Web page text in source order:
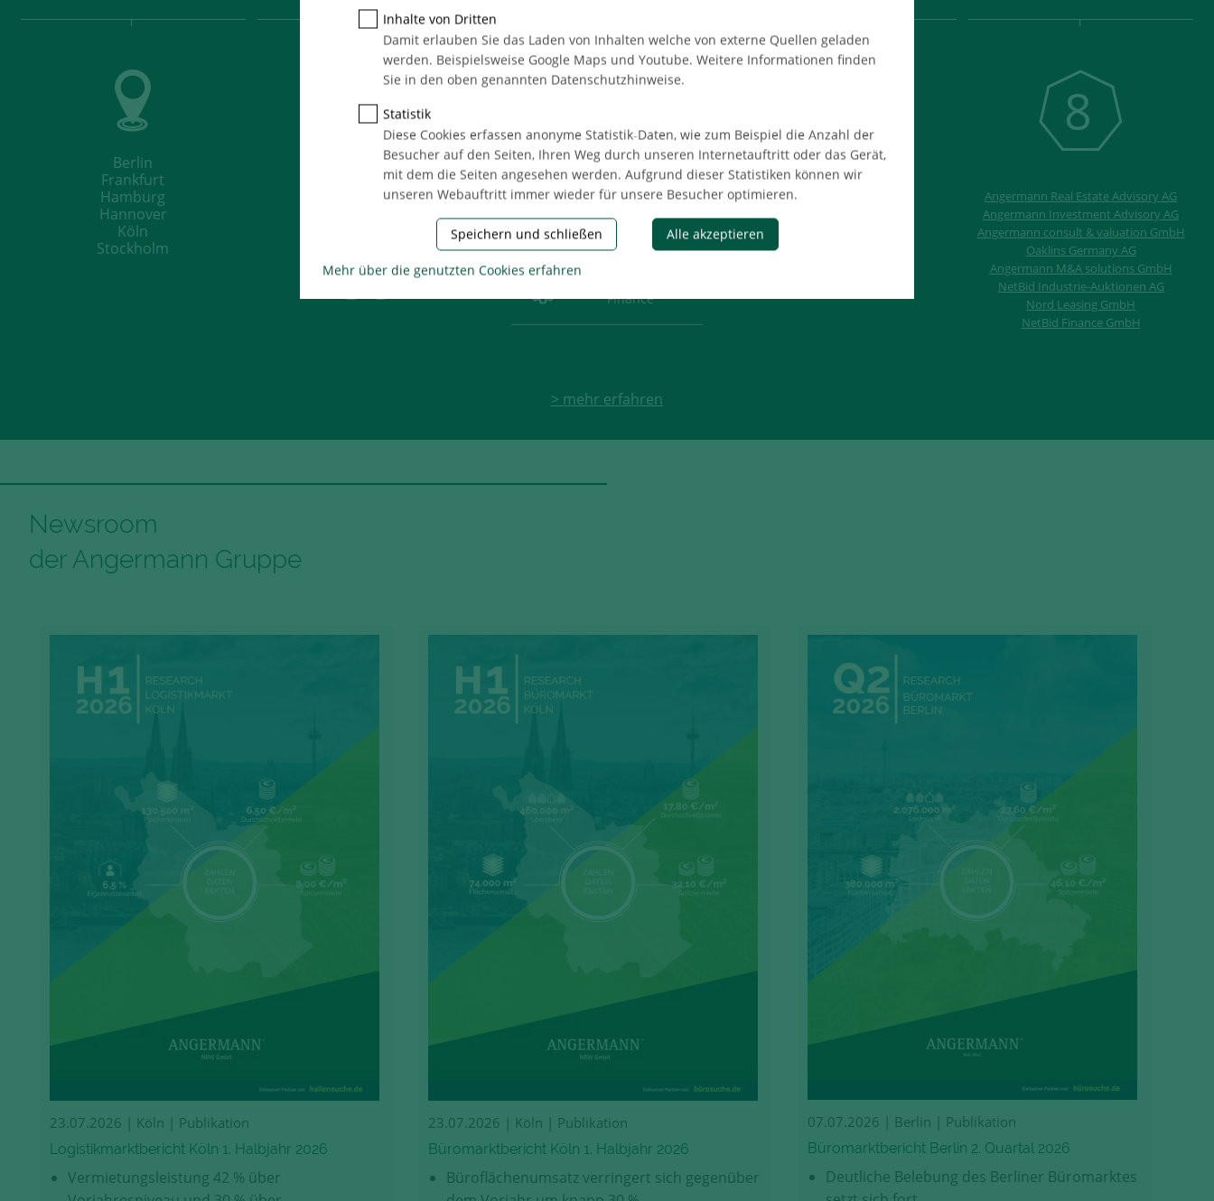
Berlin
Frankfurt
Hamburg
Hannover
Köln
Stockholm
42%
58%
Real Estate
Mergers &
Acquisitions
Finance
9
8
Angermann Real Estate Advisory AG
Angermann Investment Advisory AG
Angermann consult & valuation GmbH
Oaklins Germany AG
Angermann M&A solutions GmbH
NetBid Industrie-Auktionen AG
Nord Leasing GmbH
NetBid Finance GmbH
> mehr erfahren
Newsroom
der Angermann Gruppe
23.07.2026 | Köln | Publikation
Logistikmarktbericht Köln 1. Halbjahr 2026
Vermietungsleistung 42 % über
23.07.2026 | Köln | Publikation
Büromarktbericht Köln 1. Halbjahr 2026
Büroflächenumsatz verringert sich gegenüber
07.07.2026 | Berlin | Publikation
Büromarktbericht Berlin 2. Quartal 2026
Deutliche Belebung des Berliner Büromarktes
Inhalte von Dritten
Damit erlauben Sie das Laden von Inhalten welche von externe Quellen geladen
werden. Beispielsweise Google Maps und Youtube. Weitere Informationen finden
Sie in den oben genannten Datenschutzhinweise.
Statistik
Diese Cookies erfassen anonyme Statistik-Daten, wie zum Beispiel die Anzahl der
Besucher auf den Seiten, Ihren Weg durch unseren Internetauftritt oder das Gerät,
mit dem die Seiten angesehen werden. Aufgrund dieser Statistiken können wir
unseren Webauftritt immer wieder für unsere Besucher optimieren.
Speichern und schließen Alle akzeptieren
Mehr über die genutzten Cookies erfahren